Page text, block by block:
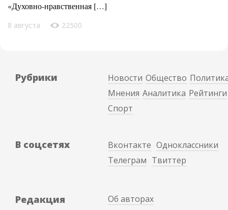
«Духовно-нравственная […]
8 августа 22500
Рубрики Новости Общество
Мнения Аналитика Рейтинги
Спорт
В соцсетях Вконтакте Одноклассники
Телеграм Твиттер
Редакция
Об авторах